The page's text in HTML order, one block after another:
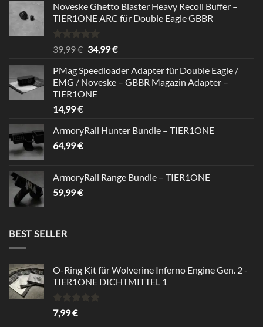
Noveske Ghetto Blaster Heavy Recoil Buffer –
TIER1ONE ARC für Double Eagle GBBR
Rated5.00
out of 5
39,99€ Original
was:
39,99 €.
34,99€Current
is:
34,99 €.
PMag Speedloader Adapter für Double Eagle /
EMG / Noveske – GBBR Magazin Adapter –
TIER1ONE
14,99€
ArmoryRail Hunter Bundle – TIER1ONE
64,99€
ArmoryRail Range Bundle – TIER1ONE
59,99€
BEST SELLER
O-Ring Kit für Wolverine Inferno Engine Gen. 2 -
TIER1ONE DICHTMITTEL 1
Rated
out of 5
7,99€